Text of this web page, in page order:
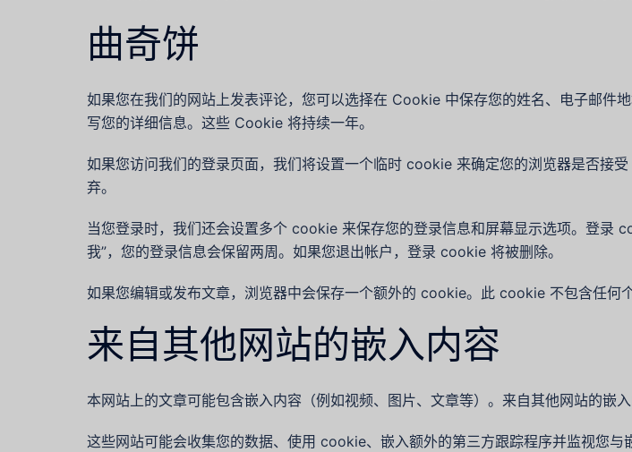
曲奇饼
如果您在我们的网站上发表评论，您可以选择在 Cookie 中保存您的姓名、电子邮件
写您的详细信息。这些 Cookie 将持续一年。
如果您访问我们的登录页面，我们将设置一个临时 cookie 来确定您的浏览器是否接
弃。
当您登录时，我们还会设置多个 cookie 来保存您的登录信息和屏幕显示选项。登录
我”，您的登录信息会保留两周。如果您退出帐户，登录 cookie 将被删除。
如果您编辑或发布文章，浏览器中会保存一个额外的 cookie。此 cookie 不包含任何
来自其他网站的嵌入内容
本网站上的文章可能包含嵌入内容（例如视频、图片、文章等）。来自其他网站的嵌
这些网站可能会收集您的数据、使用 cookie、嵌入额外的第三方跟踪程序并监视您